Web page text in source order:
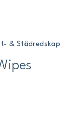
& Städredskap